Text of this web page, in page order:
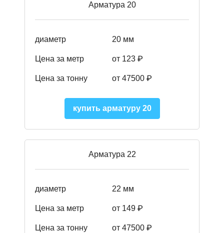
Арматура 20
диаметр 20 мм
Цена за метр от 123 ₽
Цена за тонну от 47500 ₽
купить арматуру 20
Арматура 22
диаметр 22 мм
Цена за метр от 149 ₽
Цена за тонну от 47500 ₽